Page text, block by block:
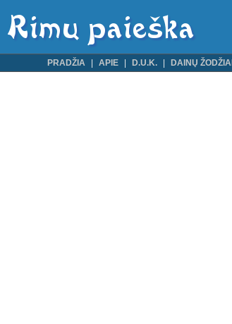
PRADŽIA APIE D.U.K. DAINŲ ŽODŽIAI